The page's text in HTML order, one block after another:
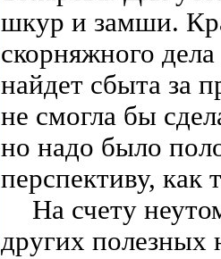
шкур и замши.
скорняжного
найдет сбыта за
не смогла бы
но надо было
перспективу, как
На счету
других полезных